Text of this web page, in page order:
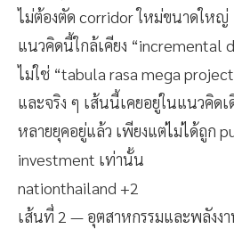
ไม่ต้องตัด corridor ใหม่ขนาดใหญ่
แนวคิดนี้ใกล้เคียง “incremental
ไม่ใช่ “tabula rasa mega
และจริง ๆ เส้นนี้เคยอยู่ในแนวคิด
หลายยุคอยู่แล้ว เพียงแต่ไม่ได้ถูก
investment เท่านั้น
nationthailand +2
เส้นที่ 2 — อุตสาหกรรมและพลังง